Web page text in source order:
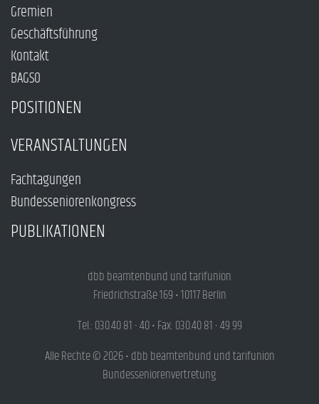
Gremien
Geschäftsführung
Kontakt
BAGSO
POSITIONEN
VERANSTALTUNGEN
Fachtagungen
Bundesseniorenkongress
PUBLIKATIONEN
dbb beamtenbund und tarifunion
Friedrichstraße 169 • 10117 Berlin
Tel.: 030.40 81 - 40 • Fax: 030.40 81 - 49 99
Alle Rechte © 2026 • dbb beamtenbund und tarifunion
Bundesseniorenvertretung